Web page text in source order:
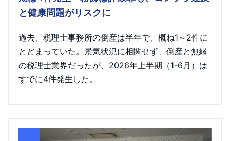
と健康問題がリスクに
過去、税理士事務所の倒産は半年で、概ね1～2件に
とどまっていた。景気状況に相関せず、倒産と無縁
の税理士業界だったが、2026年上半期（1-6月）は
すでに4件発生した。